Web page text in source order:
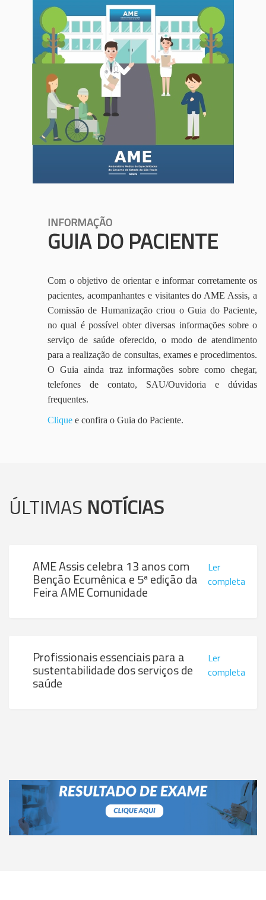
INFORMAÇÃO
GUIA DO PACIENTE
Com o objetivo de orientar e informar corretamente os
pacientes, acompanhantes e visitantes do AME Assis, a
Comissão de Humanização criou o Guia do Paciente,
no qual é possível obter diversas informações sobre o
serviço de saúde oferecido, o modo de atendimento
para a realização de consultas, exames e procedimentos.
O Guia ainda traz informações sobre como chegar,
telefones de contato, SAU/Ouvidoria e dúvidas
frequentes.
Clique e confira o Guia do Paciente.
ÚLTIMAS NOTÍCIAS
AME Assis celebra 13 anos com
Benção Ecumênica e 5ª edição da
Feira AME Comunidade
Ler
completa
Profissionais essenciais para a
sustentabilidade dos serviços de
saúde
Ler
completa